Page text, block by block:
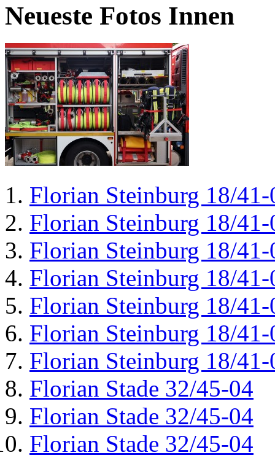
Neueste Fotos Innen
Florian Steinburg 18/41-
Florian Steinburg 18/41-
Florian Steinburg 18/41-
Florian Steinburg 18/41-
Florian Steinburg 18/41-
Florian Steinburg 18/41-
Florian Steinburg 18/41-
Florian Stade 32/45-04
Florian Stade 32/45-04
Florian Stade 32/45-04